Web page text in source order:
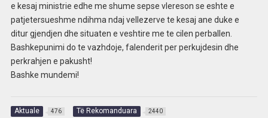
e kesaj ministrie edhe me shume sepse vlereson se eshte e
patjetersueshme ndihma ndaj vellezerve te kesaj ane duke e
ditur gjendjen dhe situaten e veshtire me te cilen perballen.
Bashkepunimi do te vazhdoje, falenderit per perkujdesin dhe
perkrahjen e pakusht!
Bashke mundemi!
Aktuale 476 Të Rekomanduara 2440